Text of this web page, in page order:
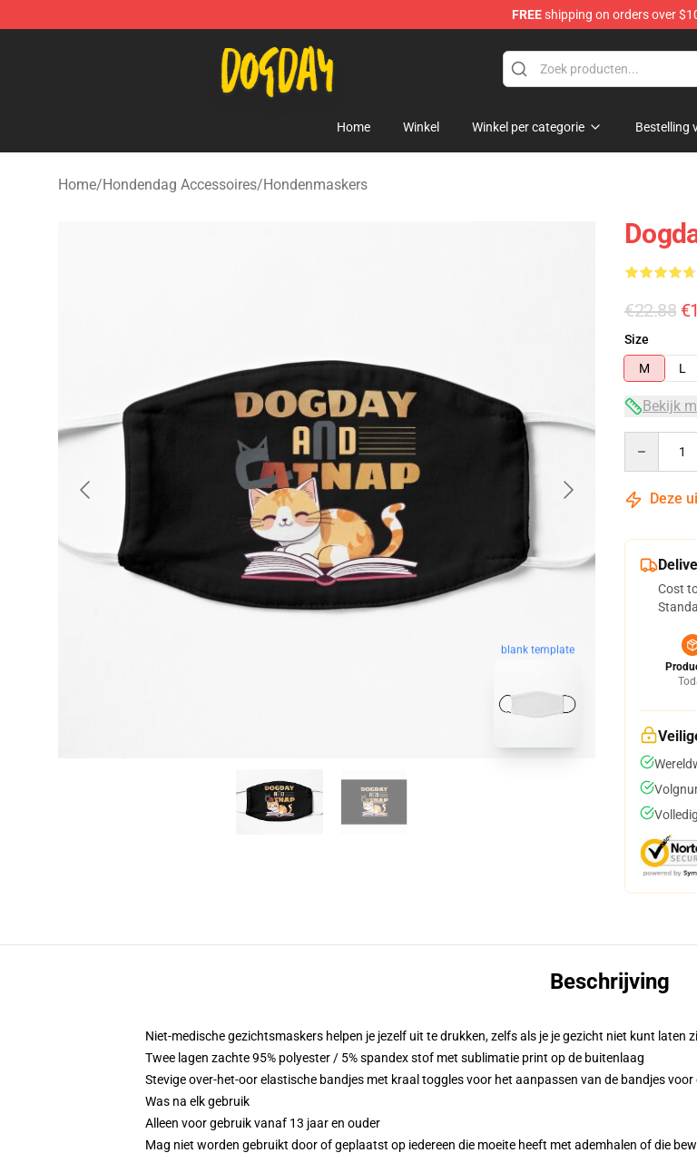
FREEshipping on orders over
DogDay Store - Official DogDay Merchandise Shop
Home Winkel Winkel per categorie Bestelling
Home/Hondendag Accessoires/Hondenmaskers
blank template
€22.88
Size
M
L
Bekijk
Deze
Cost
Beschrijving
Niet-medische gezichtsmaskers helpen je jezelf uit te drukken, zelfs als je je gezicht niet kunt laten
Twee lagen zachte 95% polyester / 5% spandex stof met sublimatie print op de buitenlaag
Stevige over-het-oor elastische bandjes met kraal toggles voor het aanpassen van de bandjes
Was na elk gebruik
Alleen voor gebruik vanaf 13 jaar en ouder
Mag niet worden gebruikt door of geplaatst op iedereen die moeite heeft met ademhalen of die